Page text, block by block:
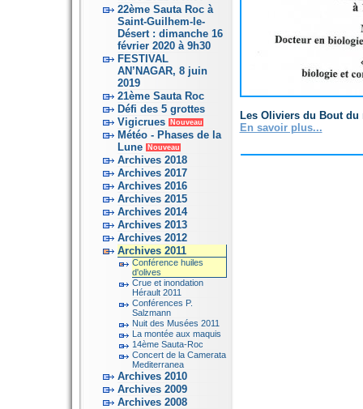
22ème Sauta Roc à
Saint-Guilhem-le-
Désert : dimanche 16
février 2020 à 9h30
FESTIVAL
AN’NAGAR, 8 juin
2019
21ème Sauta Roc
Défi des 5 grottes
Vigicrues
Nouveau
Météo - Phases de la
Lune
Nouveau
Archives 2018
Archives 2017
Archives 2016
Archives 2015
Archives 2014
Archives 2013
Archives 2012
Archives 2011
Conférence huiles
d'olives
Crue et inondation
Hérault 2011
Conférences P.
Salzmann
Nuit des Musées 2011
La montée aux maquis
14ème Sauta-Roc
Concert de la Camerata
Mediterranea
Archives 2010
Archives 2009
Archives 2008
Les Oliviers du Bout du
En savoir plus...